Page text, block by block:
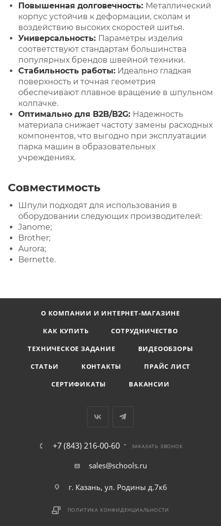
Повышенная долговечность: Металлический
корпус устойчив к деформации, сколам и
воздействию высоких скоростей шитья.
Универсальность: Параметры изделия
соответствуют стандартам большинства
популярных брендов швейной техники.
Стабильность работы: Идеально гладкая
поверхность и точная геометрия
обеспечивают плавное вращение в шпульном
колпачке.
Оптимально для B2B/B2G: Надежность
материала снижает частоту замены расходных
компонентов, что выгодно при эксплуатации
парка машин в образовательных
учреждениях.
Совместимость
Шпули подходят для использования в
оборудовании следующих производителей:
Janome;
Brother;
Aurora;
Bernette.
О КОМПАНИИ И ИНТЕРНЕТ-МАГАЗИНЕ
КАК КУПИТЬ
СОТРУДНИЧЕСТВО
ТЕХНИЧЕСКОЕ ЗАДАНИЕ
ВИДЕООБЗОРЫ
СТАТЬИ
КОНТАКТЫ
ПРАЙС ЛИСТ
СЕРТИФИКАТЫ
ВАКАНСИИ
+7 (843) 216-00-60 ЗАКАЗАТЬ ЗВОНОК
sales@schools.ru
г. Казань, ул. Родины д.7к6
ПОЛИТИКА КОНФИДЕНЦИАЛЬНОСТИ